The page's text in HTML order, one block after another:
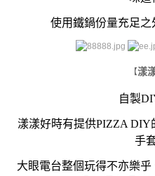
使用鐵鍋份量充足之
【漾
自製
漾漾好時有提供PIZZA DIY
手
大眼電台整個玩得不亦樂乎